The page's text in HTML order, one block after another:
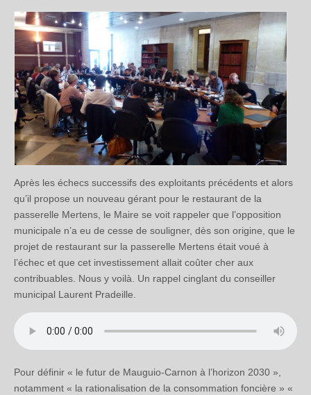
Après les échecs successifs des exploitants précédents et alors
qu’il propose un nouveau gérant pour le restaurant de la
passerelle Mertens, le Maire se voit rappeler que l’opposition
municipale n’a eu de cesse de souligner, dès son origine, que le
projet de restaurant sur la passerelle Mertens était voué à
l’échec et que cet investissement allait coûter cher aux
contribuables. Nous y voilà. Un rappel cinglant du conseiller
municipal Laurent Pradeille.
Pour définir « le futur de Mauguio-Carnon à l’horizon 2030 »,
notamment « la rationalisation de la consommation foncière » «